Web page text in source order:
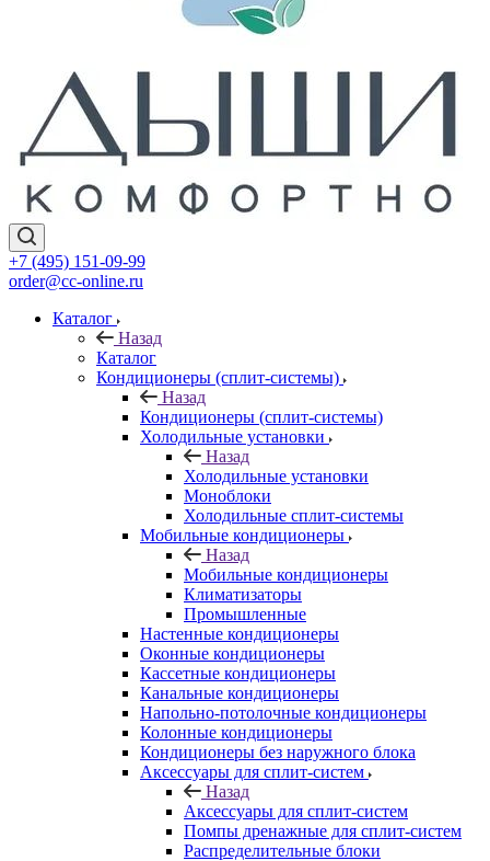
+7 (495) 151-09-99
order@cc-online.ru
Каталог
Назад
Каталог
Кондиционеры (сплит-системы)
Назад
Кондиционеры (сплит-системы)
Холодильные установки
Назад
Холодильные установки
Моноблоки
Холодильные сплит-системы
Мобильные кондиционеры
Назад
Мобильные кондиционеры
Климатизаторы
Промышленные
Настенные кондиционеры
Оконные кондиционеры
Кассетные кондиционеры
Канальные кондиционеры
Напольно-потолочные кондиционеры
Колонные кондиционеры
Кондиционеры без наружного блока
Аксессуары для сплит-систем
Назад
Аксессуары для сплит-систем
Помпы дренажные для сплит-систем
Распределительные блоки